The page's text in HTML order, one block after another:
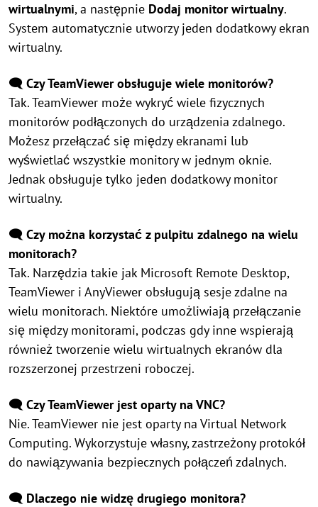
wirtualnymi, a następnie Dodaj monitor wirtualny.
System automatycznie utworzy jeden dodatkowy ekran
wirtualny.
🗨️ Czy TeamViewer obsługuje wiele monitorów?
Tak. TeamViewer może wykryć wiele fizycznych
monitorów podłączonych do urządzenia zdalnego.
Możesz przełączać się między ekranami lub
wyświetlać wszystkie monitory w jednym oknie.
Jednak obsługuje tylko jeden dodatkowy monitor
wirtualny.
🗨️ Czy można korzystać z pulpitu zdalnego na wielu
monitorach?
Tak. Narzędzia takie jak Microsoft Remote Desktop,
TeamViewer i AnyViewer obsługują sesje zdalne na
wielu monitorach. Niektóre umożliwiają przełączanie
się między monitorami, podczas gdy inne wspierają
również tworzenie wielu wirtualnych ekranów dla
rozszerzonej przestrzeni roboczej.
🗨️ Czy TeamViewer jest oparty na VNC?
Nie. TeamViewer nie jest oparty na Virtual Network
Computing. Wykorzystuje własny, zastrzeżony protokół
do nawiązywania bezpiecznych połączeń zdalnych.
🗨️ Dlaczego nie widzę drugiego monitora?